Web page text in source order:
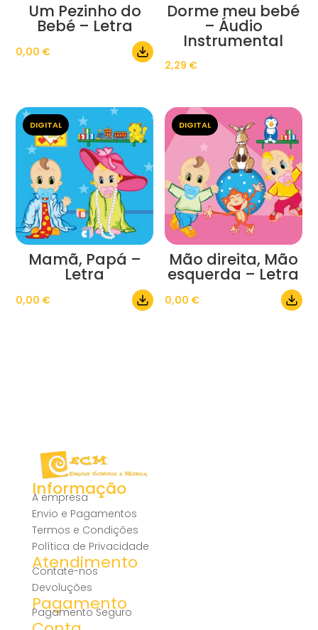
Um Pezinho do
Bebé – Letra
0,00 €
Dorme meu bebé
– Áudio
Instrumental
2,29 €
DIGITAL
Mamã, Papá –
Letra
0,00 €
DIGITAL
Mão direita, Mão
esquerda – Letra
0,00 €
Informação
A empresa
Envio e Pagamentos
Termos e Condições
Política de Privacidade
Atendimento
Contate-nos
Devoluções
Pagamento
Pagamento Seguro